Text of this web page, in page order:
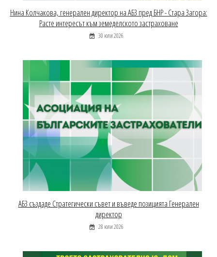
Нина Колчакова, генерален директор на АБЗ пред БНР - Стара Загора:
Расте интересът към земеделското застраховане
30 юли 2026
АБЗ създаде Стратегически съвет и въведе позицията Генерален
директор
28 юли 2026